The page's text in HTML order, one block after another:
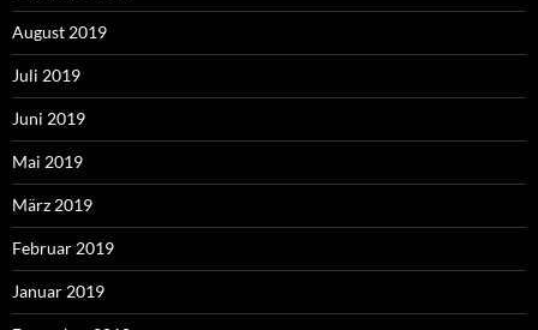
August 2019
Juli 2019
Juni 2019
Mai 2019
März 2019
Februar 2019
Januar 2019